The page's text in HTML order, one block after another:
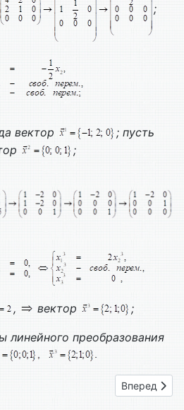
;
вектор
; пусть
;
, вектор ;
линейного преобразования
06 Вперед